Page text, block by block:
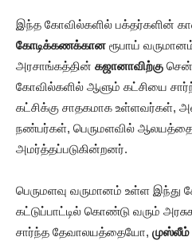
இந்த கோவில்களில் பக்தர்களின்
கோடிக்கணக்கான ரூபாய்
அரசாங்கத்தின் கஜானாவிற்கு
கோவில்களில் ஆளும் கட்சியை
கட்சிக்கு சாதகமாக உள்ளவர்கள்,
நண்பர்கள், பெருமளவில் ஆலயத்தை
அமர்த்தப்படுகின்றனர்.
பெருமளவு வருமானம் உள்ள
கட்டுப்பாட்டில் கொண்டு வரும்
சார்ந்த தேவாலயத்தையோ, முஸ்லீம்